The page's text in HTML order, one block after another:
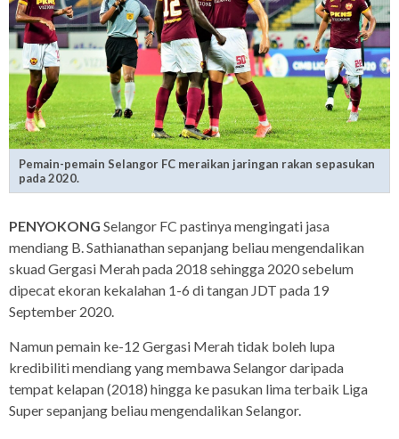
Pemain-pemain Selangor FC meraikan jaringan rakan sepasukan
pada 2020.
PENYOKONG Selangor FC pastinya mengingati jasa
mendiang B. Sathianathan sepanjang beliau mengendalikan
skuad Gergasi Merah pada 2018 sehingga 2020 sebelum
dipecat ekoran kekalahan 1-6 di tangan JDT pada 19
September 2020.
Namun pemain ke-12 Gergasi Merah tidak boleh lupa
kredibiliti mendiang yang membawa Selangor daripada
tempat kelapan (2018) hingga ke pasukan lima terbaik Liga
Super sepanjang beliau mengendalikan Selangor.